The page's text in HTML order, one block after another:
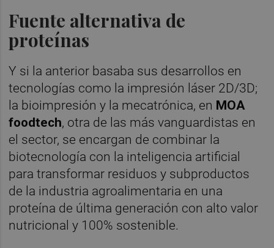
Fuente alternativa de
proteínas
Y si la anterior basaba sus desarrollos en
tecnologías como la impresión láser 2D/3D;
la bioimpresión y la mecatrónica, en MOA
foodtech, otra de las más vanguardistas en
el sector, se encargan de combinar la
biotecnología con la inteligencia artificial
para transformar residuos y subproductos
de la industria agroalimentaria en una
proteína de última generación con alto valor
nutricional y 100% sostenible.